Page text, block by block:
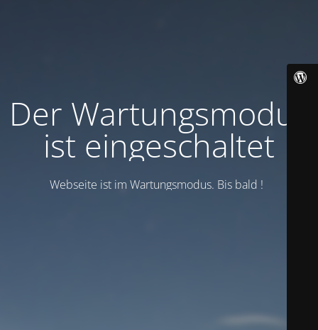
Der Wartungsmodus
ist eingeschaltet
Webseite ist im Wartungsmodus. Bis bald !